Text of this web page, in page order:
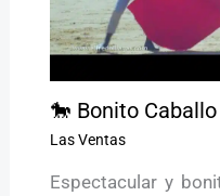
🐎 Bonito Caballo
Las Ventas
Espectacular y